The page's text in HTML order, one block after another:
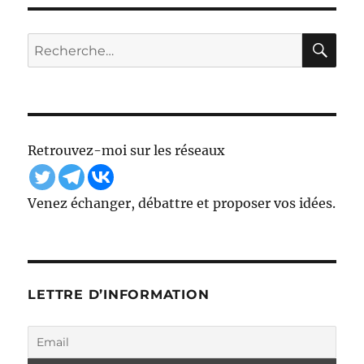
publications
CÉD
ENT
ANT
E
Recherche
pour :
Retrouvez-moi sur les réseaux
Venez échanger, débattre et proposer vos idées.
LETTRE D’INFORMATION